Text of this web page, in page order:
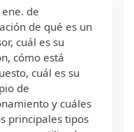
ene. de
de qué es un
cuál es su
cómo está
cuál es su
de
y cuáles
principales tipos